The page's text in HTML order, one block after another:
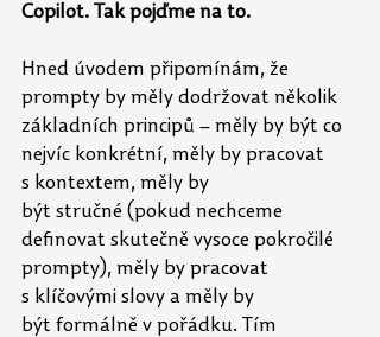
Copilot. Tak pojďme na to.
Hned úvodem připomínám, že
prompty by měly dodržovat několik
základních principů – měly by být co
nejvíc konkrétní, měly by pracovat
s kontextem, měly by
být stručné (pokud nechceme
definovat skutečně vysoce pokročilé
prompty), měly by pracovat
s klíčovými slovy a měly by
být formálně v pořádku. Tím